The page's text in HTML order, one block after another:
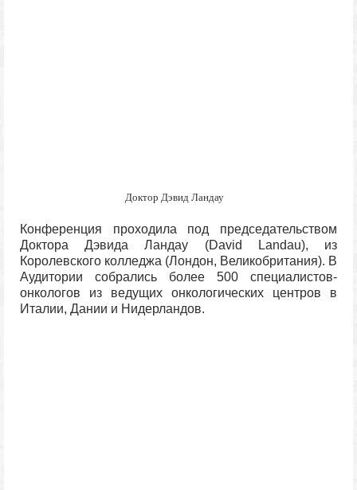
Доктор Дэвид Ландау
Конференция проходила под председательством
Доктора Дэвида Ландау (David Landau), из
Королевского колледжа (Лондон, Великобритания). В
Аудитории собрались более 500 специалистов-
онкологов из ведущих онкологических центров в
Италии, Дании и Нидерландов.